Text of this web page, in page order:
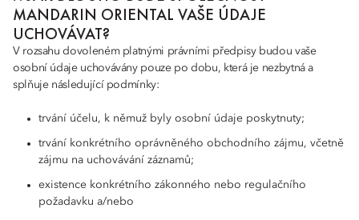
MANDARIN ORIENTAL VAŠE ÚDAJE
UCHOVÁVAT?
V rozsahu dovoleném platnými právními předpisy budou vaše
osobní údaje uchovávány pouze po dobu, která je nezbytná a
splňuje následující podmínky:
trvání účelu, k němuž byly osobní údaje poskytnuty;
trvání konkrétního oprávněného obchodního zájmu, včetně
zájmu na uchovávání záznamů;
existence konkrétního zákonného nebo regulačního
požadavku a/nebo